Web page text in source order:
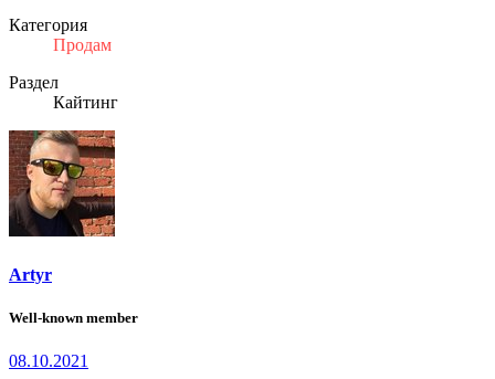
Категория
Продам
Раздел
Кайтинг
Artyr
Well-known member
08.10.2021